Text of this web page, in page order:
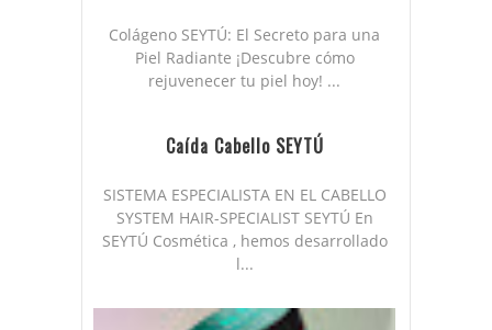
Colágeno SEYTÚ: El Secreto para una
Piel Radiante ¡Descubre cómo
rejuvenecer tu piel hoy! ...
Caída Cabello SEYTÚ
SISTEMA ESPECIALISTA EN EL CABELLO
SYSTEM HAIR-SPECIALIST SEYTÚ En
SEYTÚ Cosmética , hemos desarrollado
l...